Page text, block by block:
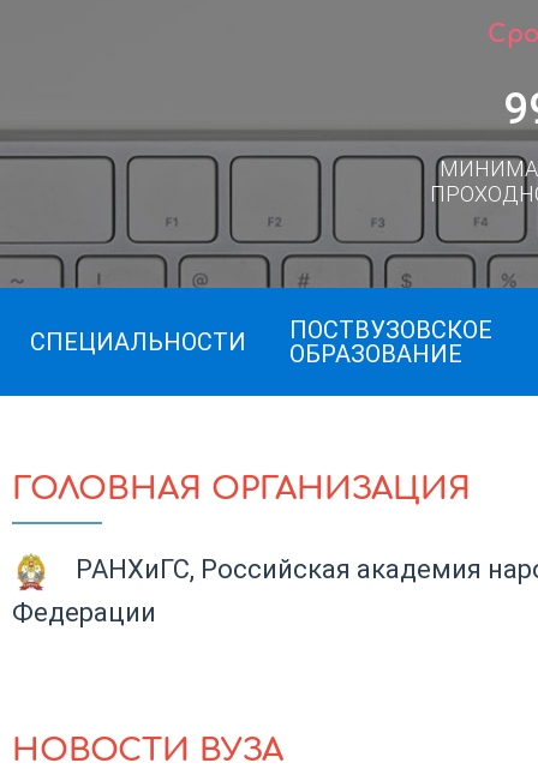
СПЕЦИАЛЬНОСТИ
ПОСТВУЗОВСКОЕ
ОБРАЗОВАНИЕ
ГОЛОВНАЯ ОРГАНИЗАЦИЯ
РАНХиГС, Российская академия
Федерации
НОВОСТИ ВУЗА